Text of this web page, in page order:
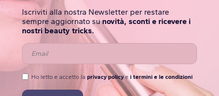
Iscriviti alla nostra Newsletter per restare
sempre aggiornato sunovità, sconti e ricevere i
nostri beauty tricks.
Ho letto e accetto la privacy policye i termini e le condizioni